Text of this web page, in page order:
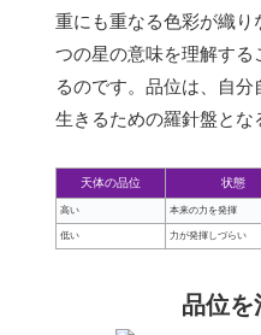
重にも重なる色彩が織
つの星の意味を理解する
るのです。品位は、自分
生きるための羅針盤とな
天体の品位 状態
高い 本来の力を発揮
低い 力が発揮しづらい
品位を